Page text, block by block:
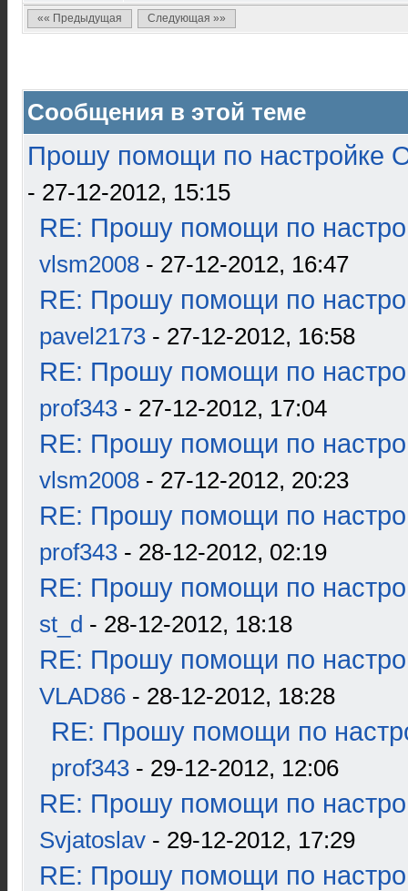
«« Предыдущая Следующая »»
Сообщения в этой теме
Прошу помощи по настройке
- 27-12-2012, 15:15
RE: Прошу помощи по
vlsm2008 - 27-12-2012, 16:47
RE: Прошу помощи по
pavel2173 - 27-12-2012, 16:58
RE: Прошу помощи по
prof343 - 27-12-2012, 17:04
RE: Прошу помощи по
vlsm2008 - 27-12-2012, 20:23
RE: Прошу помощи по
prof343 - 28-12-2012, 02:19
RE: Прошу помощи по
st_d - 28-12-2012, 18:18
RE: Прошу помощи по
VLAD86 - 28-12-2012, 18:28
RE: Прошу помощи по
prof343 - 29-12-2012, 12:06
RE: Прошу помощи по
Svjatoslav - 29-12-2012, 17:29
RE: Прошу помощи по